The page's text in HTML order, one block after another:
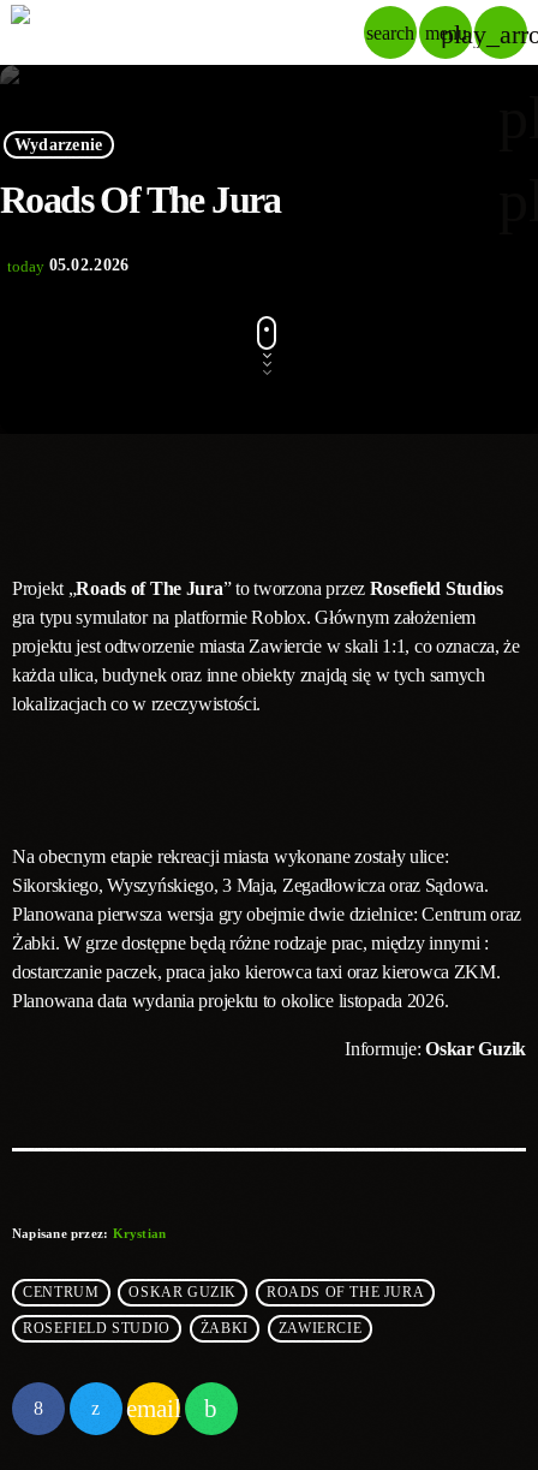
search menu
Wydarzenie
Roads Of The Jura
today 05.02.2026
Projekt „Roads of The Jura” to tworzona przez Rosefield Studios
gra typu symulator na platformie Roblox. Głównym założeniem
projektu jest odtworzenie miasta Zawiercie w skali 1:1, co oznacza, że
każda ulica, budynek oraz inne obiekty znajdą się w tych samych
lokalizacjach co w rzeczywistości.
Na obecnym etapie rekreacji miasta wykonane zostały ulice:
Sikorskiego, Wyszyńskiego, 3 Maja, Zegadłowicza oraz Sądowa.
Planowana pierwsza wersja gry obejmie dwie dzielnice: Centrum oraz
Żabki. W grze dostępne będą różne rodzaje prac, między innymi :
dostarczanie paczek, praca jako kierowca taxi oraz kierowca ZKM.
Planowana data wydania projektu to okolice listopada 2026.
Informuje:Oskar Guzik
Napisane przez: Krystian
CENTRUM OSKAR GUZIK ROADS OF THE JURA
ROSEFIELD STUDIO ŻABKI ZAWIERCIE
email